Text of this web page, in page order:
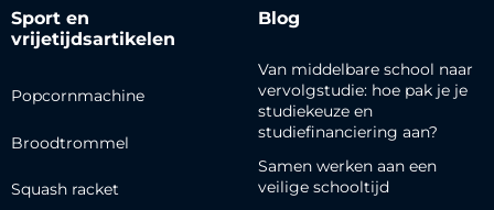
Sport en
vrijetijdsartikelen
Popcornmachine
Broodtrommel
Squash racket
Blog
Van middelbare school naar
vervolgstudie: hoe pak je je
studiekeuze en
studiefinanciering aan?
Samen werken aan een
veilige schooltijd